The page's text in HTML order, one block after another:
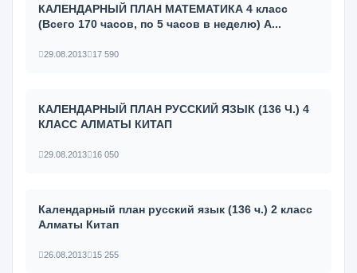
КАЛЕНДАРНЫЙ ПЛАН МАТЕМАТИКА 4 класс
(Всего 170 часов, по 5 часов в неделю) А...
29.08.2013 17 590
КАЛЕНДАРНЫЙ ПЛАН РУССКИЙ ЯЗЫК (136 Ч.) 4
КЛАСС АЛМАТЫ КИТАП
29.08.2013 16 050
Календарный план русский язык (136 ч.) 2 класс
Алматы Китап
26.08.2013 15 255